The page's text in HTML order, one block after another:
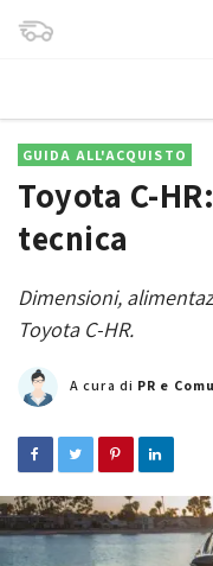
GUIDA ALL'ACQUISTO
Toyota C-
tecnica
Dimensioni,
Toyota C-HR.
A cura di PR e